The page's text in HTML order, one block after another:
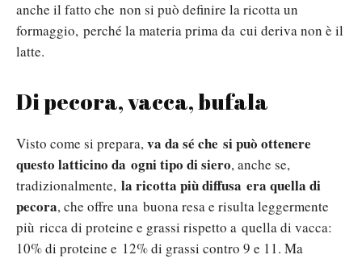
anche il fatto che non si può definire la ricotta un
formaggio, perché la materia prima da cui deriva non è il
latte.
Di pecora, vacca, bufala
Visto come si prepara,va da sé che si può ottenere
questo latticino da ogni tipo di siero, anche se,
tradizionalmente, la ricotta più diffusa era quella di
pecora, che offre una buona resa e risulta leggermente
più ricca di proteine e grassi rispetto a quella di vacca:
10% di proteine e 12% di grassi contro 9 e 11. Ma